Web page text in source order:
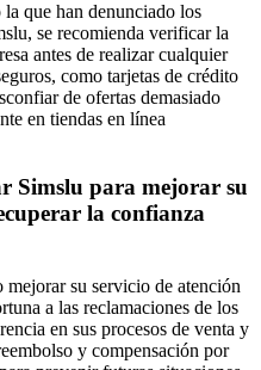
la que han denunciado los
se recomienda verificar la
antes de realizar cualquier
como tarjetas de crédito
de ofertas demasiado
en tiendas en línea
Simslu para mejorar su
la confianza
su servicio de atención
a las reclamaciones de los
en sus procesos de venta y
y compensación por